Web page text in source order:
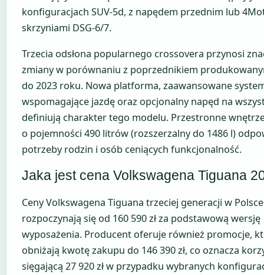
konfiguracjach SUV-5d, z napędem przednim lub
skrzyniami DSG-6/7.
Trzecia odsłona popularnego crossovera przynosi
zmiany w porównaniu z poprzednikiem
do 2023 roku. Nowa platforma, zaawansowane
wspomagające jazdę oraz opcjonalny napęd na
definiują charakter tego modelu. Przestronne
o pojemności 490 litrów (rozszerzalny do 1486 l)
potrzeby rodzin i osób ceniących funkcjonalność.
Jaka jest cena Volkswagena Tiguana
Ceny Volkswagena Tiguana trzeciej generacji w Polsce
rozpoczynają się od 160 590 zł za podstawową wersję
wyposażenia. Producent oferuje również promocje,
obniżają kwotę zakupu do 146 390 zł, co oznacza
sięgającą 27 920 zł w przypadku wybranych